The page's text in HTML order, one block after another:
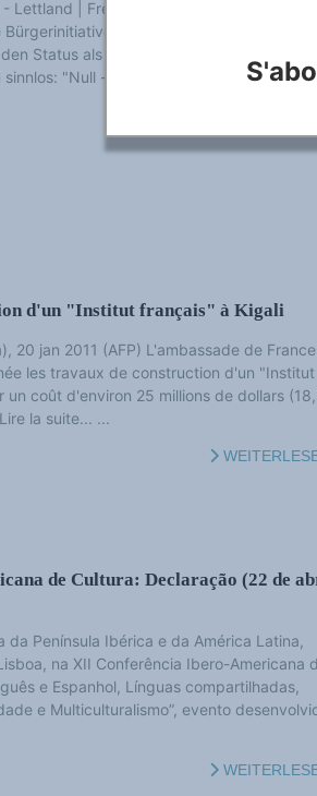
| Freitag, 11. November 2011 Seit
Muttersprache
Status als zweite Amtssprache zu
"Null - das ist die...
d'un "Institut français" à Kigali
20 jan 2011 (AFP) L'ambassade de
les travaux de construction d'un "Institut
coût d'environ 25 millions de dollars
la suite... ...
de Cultura: Declaração (22 de
Península Ibérica e da América Latina,
na XII Conferência Ibero-Americana
e Espanhol, Línguas compartilhadas,
e Multiculturalismo”, evento